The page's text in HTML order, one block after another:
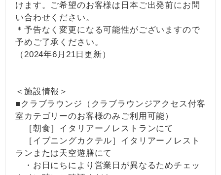
けます。ご希望のお客様は日本ご出発前にお問
い合わせください。
＊予告なく変更になる可能性がございますので
予めご了承ください。
（2024年6月21日更新）
＜施設情報＞
■クラブラウンジ（クラブラウンジアクセス付客
室カテゴリーのお客様のみご利用可能）
［朝食］イタリアーノレストランにて
［イブニングカクテル］イタリアーノレスト
ランまたは天空遊膳にて
・お日にちにより営業日が異なるためチェッ